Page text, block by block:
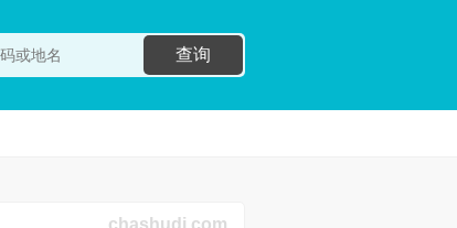
查询
chashudi.com